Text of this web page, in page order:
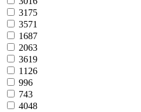
3175
3571
1687
2063
3619
1126
996
743
4048